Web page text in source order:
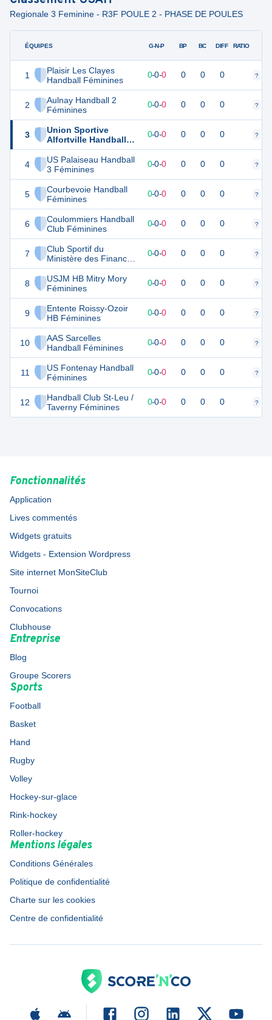
Regionale 3 Feminine - R3F POULE 2 - PHASE DE POULES
ÉQUIPES
1
Plaisir Les Clayes
Handball Féminines
2
Aulnay Handball 2
Féminines
3
Union Sportive
Alfortville Handball 2
Féminines
4
US Palaiseau Handball
3 Féminines
5
Courbevoie Handball
Féminines
6
Coulommiers Handball
Club Féminines
7
Club Sportif du
Ministère des Finances
2 Féminines
8
USJM HB Mitry Mory
Féminines
9
Entente Roissy-Ozoir
HB Féminines
10
AAS Sarcelles
Handball Féminines
11
US Fontenay Handball
Féminines
12
Handball Club St-Leu /
Taverny Féminines
G-N-P BP BC DIFF RATIO
0 0-0-0 0 0 0 ?
0 0-0-0 0 0 0 ?
0 0-0-0 0 0 0 ?
0 0 0-0-0 0 0 0 ?
0 0-0-0 0 0 0 ?
0 0 0-0-0 0 0 0 ?
0-0-0 0 0 0 ?
0 0-0-0 0 0 0 ?
0 0-0-0 0 0 0 ?
0 0-0-0 0 0 0 ?
0 0 0-0-0 0 0 0 ?
0 0 0-0-0 0 0 0 ?
Fonctionnalités
Application
Lives commentés
Widgets gratuits
Widgets - Extension Wordpress
Site internet MonSiteClub
Tournoi
Convocations
Clubhouse
Entreprise
Blog
Groupe Scorers
Sports
Football
Basket
Hand
Rugby
Volley
Hockey-sur-glace
Rink-hockey
Roller-hockey
Mentions légales
Conditions Générales
Politique de confidentialité
Charte sur les cookies
Centre de confidentialité